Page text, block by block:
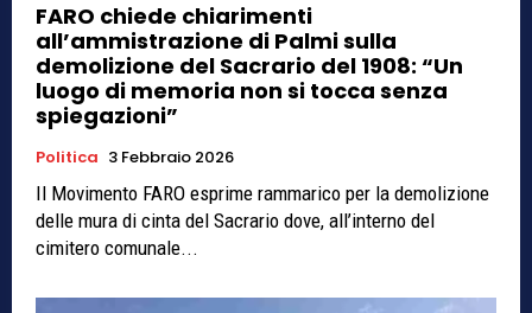
FARO chiede chiarimenti
all’ammistrazione di Palmi sulla
demolizione del Sacrario del 1908: “Un
luogo di memoria non si tocca senza
spiegazioni”
Politica 3 Febbraio 2026
Il Movimento FARO esprime rammarico per la demolizione
delle mura di cinta del Sacrario dove, all’interno del
cimitero comunale...